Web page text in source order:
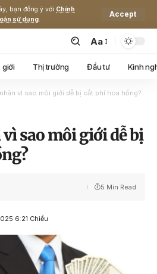
bạn đồng ý với Chính
sử dụng.
Accept
Aa
giới Thị trường Đầu tư Kinh
vì sao môi giới dễ bị cắt phí hoa hồng?
sao môi giới dễ bị
6:21 Chiều
5 Min Read